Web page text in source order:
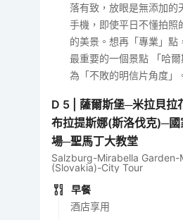
落有致，放眼是無添加的
手機，即使平日不懂拍照
的美景。想再「專業」點
最重要的一個景點 「哈
為「不敗的明信片角度」
D 5
薩爾斯堡─米拉貝拉
布拉提斯娜(斯洛伐克)─
場─聖馬丁大教堂
Salzburg-Mirabella
(Slovakia)-City Tour
早餐
酒店享用